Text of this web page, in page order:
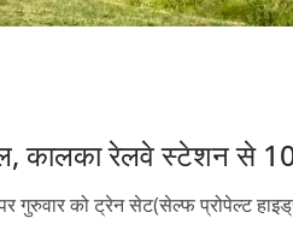
कालका रेलवे स्टेशन से
गुरुवार को ट्रेन सेट(सेल्फ प्रोपेल्ट